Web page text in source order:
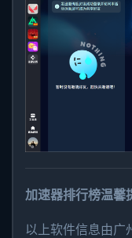
加速器排行榜温馨
以上软件信息由广